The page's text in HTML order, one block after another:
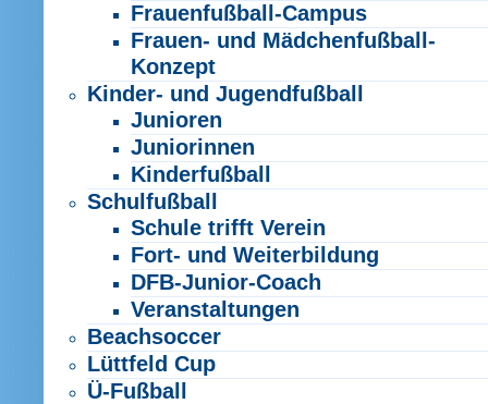
Frauenfußball-Campus
Frauen- und Mädchenfußball-
Konzept
Kinder- und Jugendfußball
Junioren
Juniorinnen
Kinderfußball
Schulfußball
Schule trifft Verein
Fort- und Weiterbildung
DFB-Junior-Coach
Veranstaltungen
Beachsoccer
Lüttfeld Cup
Ü-Fußball